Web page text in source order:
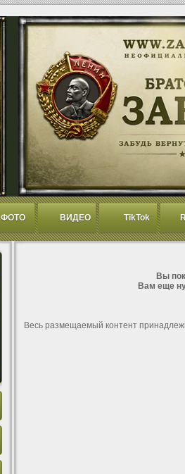
ФОТО ВИДЕО TikTok
Вы
Вам еще
Весь размещаемый контент